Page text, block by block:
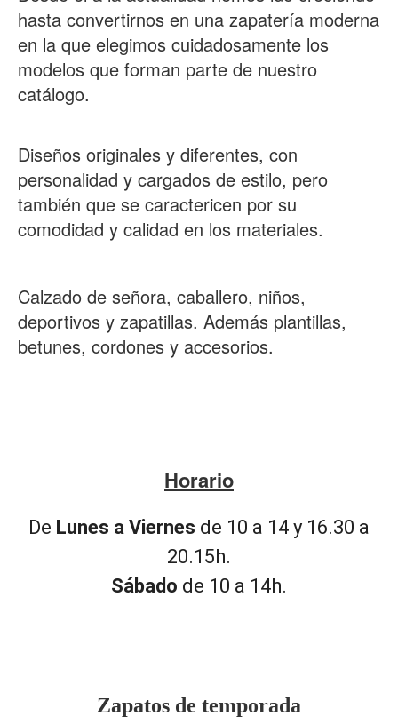
hasta convertirnos en una zapatería moderna
en la que elegimos cuidadosamente los
modelos que forman parte de nuestro
catálogo.
Diseños originales y diferentes, con
personalidad y cargados de estilo, pero
también que se caractericen por su
comodidad y calidad en los materiales.
Calzado de señora, caballero, niños,
deportivos y zapatillas. Además plantillas,
betunes, cordones y accesorios.
Horario
De Lunes a Viernes de 10 a 14 y 16.30 a
20.15h.
Sábado de 10 a 14h.
Zapatos de temporada